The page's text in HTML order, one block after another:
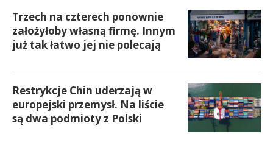
Trzech na czterech ponownie
założyłoby własną firmę. Innym
już tak łatwo jej nie polecają
Restrykcje Chin uderzają w
europejski przemysł. Na liście
są dwa podmioty z Polski